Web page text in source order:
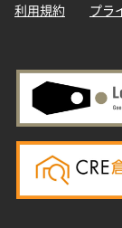
利用規約 プラ